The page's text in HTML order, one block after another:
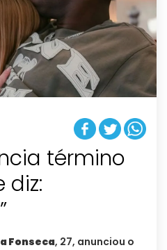
término
diz:
Fonseca, 27, anunciou o